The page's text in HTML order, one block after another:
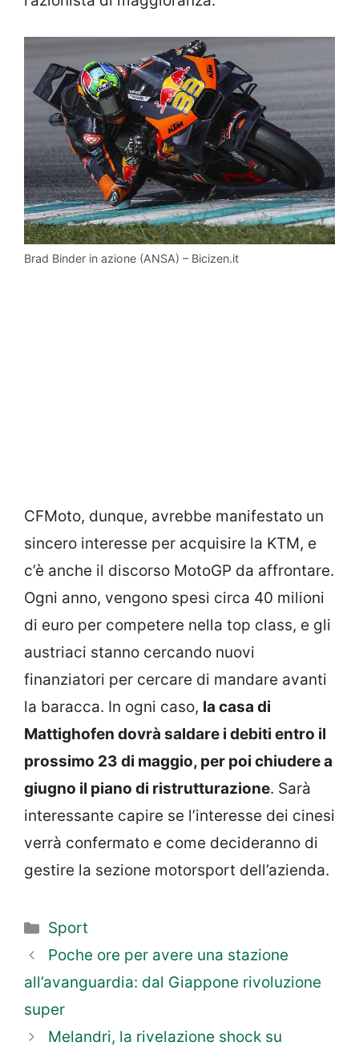
Brad Binder in azione (ANSA) – Bicizen.it
CFMoto, dunque, avrebbe manifestato un
sincero interesse per acquisire la KTM, e
c’è anche il discorso MotoGP da affrontare.
Ogni anno, vengono spesi circa 40 milioni
di euro per competere nella top class, e gli
austriaci stanno cercando nuovi
finanziatori per cercare di mandare avanti
la baracca. In ogni caso, la casa di
Mattighofen dovrà saldare i debiti entro il
prossimo 23 di maggio, per poi chiudere a
giugno il piano di ristrutturazione. Sarà
interessante capire se l’interesse dei cinesi
verrà confermato e come decideranno di
gestire la sezione motorsport dell’azienda.
Categorie
Sport
Poche ore per avere una stazione
all’avanguardia: dal Giappone rivoluzione
super
Melandri, la rivelazione shock su